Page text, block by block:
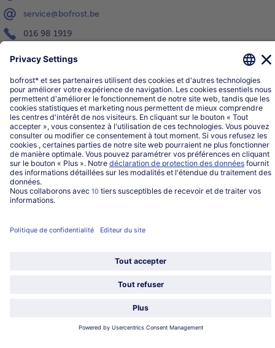
service@bofrost.be
016 98 1919
Service
Qui sommes-nous?
Catégories